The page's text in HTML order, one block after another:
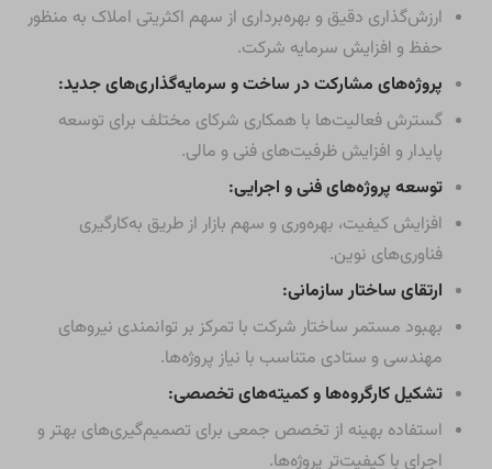
ارزش‌گذاری دقیق و بهره‌برداری از سهم اکثریتی املاک به منظور
حفظ و افزایش سرمایه شرکت.
پروژه‌های مشارکت در ساخت و سرمایه‌گذاری‌های جدید:
گسترش فعالیت‌ها با همکاری شرکای مختلف برای توسعه
پایدار و افزایش ظرفیت‌های فنی و مالی.
توسعه پروژه‌های فنی و اجرایی:
افزایش کیفیت، بهره‌وری و سهم بازار از طریق به‌کارگیری
فناوری‌های نوین.
ارتقای ساختار سازمانی:
بهبود مستمر ساختار شرکت با تمرکز بر توانمندی نیروهای
مهندسی و ستادی متناسب با نیاز پروژه‌ها.
تشکیل کارگروه‌ها و کمیته‌های تخصصی:
استفاده بهینه از تخصص جمعی برای تصمیم‌گیری‌های بهتر و
اجرای با کیفیت‌تر پروژه‌ها.